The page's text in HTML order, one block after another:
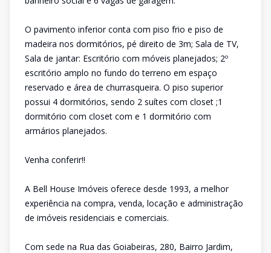
O pavimento inferior conta com piso frio e piso de
madeira nos dormitórios, pé direito de 3m; Sala de TV,
Sala de jantar: Escritório com móveis planejados; 2º
escritório amplo no fundo do terreno em espaço
reservado e área de churrasqueira. O piso superior
possui 4 dormitórios, sendo 2 suítes com closet ;1
dormitório com closet com e 1 dormitório com
armários planejados.
Venha conferir!!
A Bell House Imóveis oferece desde 1993, a melhor
experiência na compra, venda, locação e administração
de imóveis residenciais e comerciais.
Com sede na Rua das Goiabeiras, 280, Bairro Jardim,